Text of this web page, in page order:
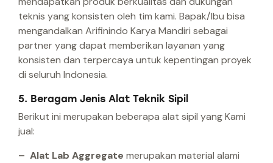
teknis yang konsisten oleh tim kami. Bapak/Ibu bisa
mengandalkan Arifinindo Karya Mandiri sebagai
partner yang dapat memberikan layanan yang
konsisten dan terpercaya untuk kepentingan proyek
di seluruh Indonesia.
5. Beragam Jenis Alat Teknik Sipil
Berikut ini merupakan beberapa alat sipil yang Kami
jual:
– Alat Lab Aggregate merupakan material alami